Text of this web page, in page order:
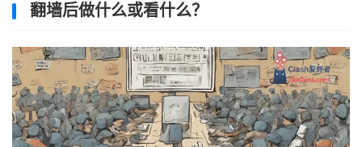
翻墙后做什么或看什么？